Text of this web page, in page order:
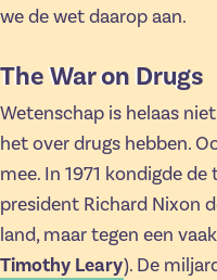
we de wet daarop aan.
The War on Drugs
Wetenschap is helaas
het over drugs hebben.
mee. In 1971 kondigde
president Richard Nixon
land, maar tegen een
Timothy Leary). De